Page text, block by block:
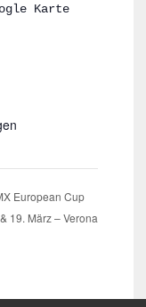
Karte
European Cup
19. März – Verona